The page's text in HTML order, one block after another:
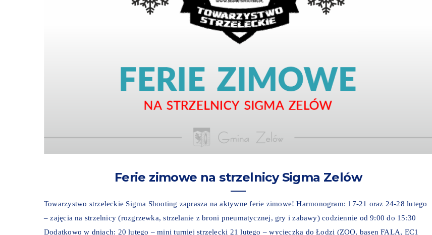
Ferie zimowe na strzelnicy Sigma Zelów
Towarzystwo strzeleckie Sigma Shooting zaprasza na aktywne ferie zimowe! Harmonogram: 17-21 oraz 24-28 lutego
– zajęcia na strzelnicy (rozgrzewka, strzelanie z broni pneumatycznej, gry i zabawy) codziennie od 9:00 do 15:30
Dodatkowo w dniach: 20 lutego – mini turniej strzelecki 21 lutego – wycieczka do Łodzi (ZOO, basen FALA, EC1